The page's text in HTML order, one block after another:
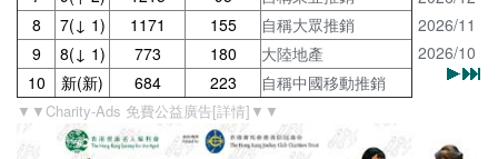
8
7(↓ 1) 1171 155
自稱大眾推銷
9
8(↓ 1) 773 180
大陸地產
10
新(新) 684 223 自稱中國移動推銷
2026/11
2026/10
▼▼Charity-Ads 免費公益廣告[詳情]▼▼